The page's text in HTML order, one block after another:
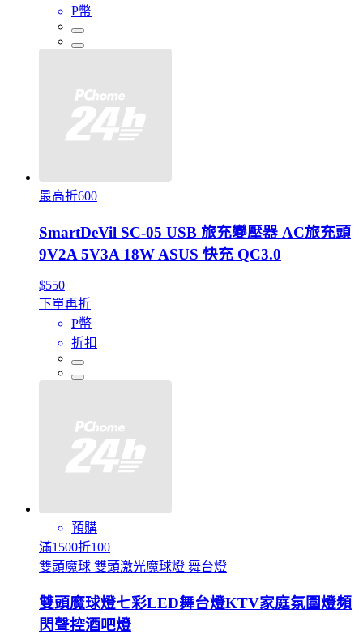
P幣
最高折600
SmartDeVil SC-05 USB 旅充變壓器 AC旅充頭
9V2A 5V3A 18W ASUS 快充 QC3.0
$550
下單再折
P幣
折扣
預購
滿1500折100
雙頭魔球 雙頭激光魔球燈 舞台燈
雙頭魔球燈七彩LED舞台燈KTV家庭氛圍燈頻
閃聲控酒吧燈